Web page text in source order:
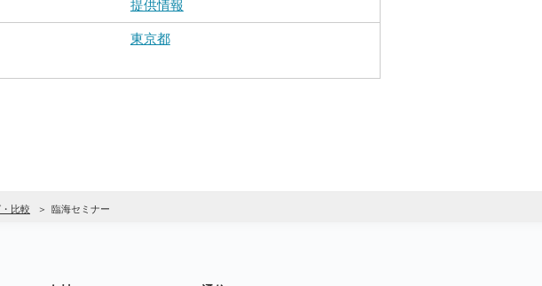
提供情報
東京都
比較 臨海セミナー